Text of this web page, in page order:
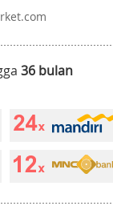
36 bulan